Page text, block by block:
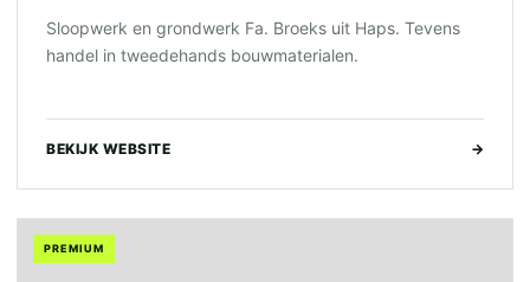
Sloopwerk en grondwerk Fa. Broeks uit Haps. Tevens
handel in tweedehands bouwmaterialen.
BEKIJK WEBSITE →
PREMIUM